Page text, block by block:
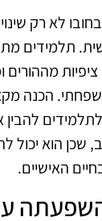
לא רק
תלמידים
מההורים
הכנה
שכן הוא
האישיים.